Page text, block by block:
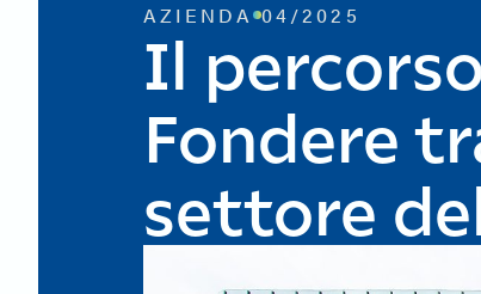
AZIENDA 04/2025
Il
Fondere
settore